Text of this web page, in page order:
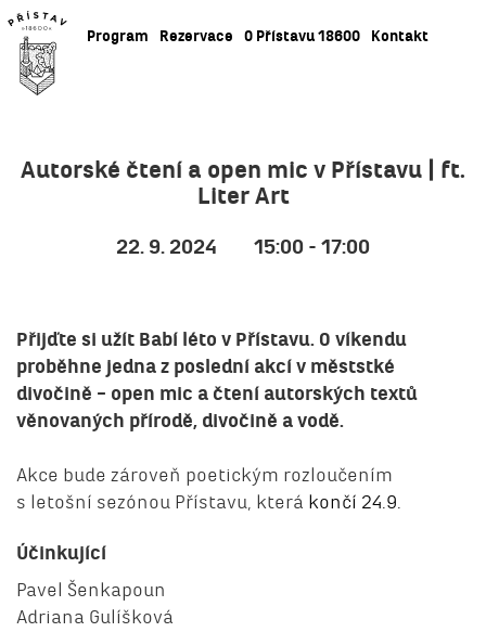
Program Rezervace O Přístavu 18600 Kontakt
Autorské čtení a open mic v Přístavu | ft.
Liter Art
22. 9. 2024 15:00 - 17:00
Přijďte si užít Babí léto v Přístavu. O víkendu
proběhne jedna z poslední akcí v měststké
divočině – open mic a čtení autorských textů
věnovaných přírodě, divočině a vodě.
Akce bude zároveň poetickým rozloučením
s letošní sezónou Přístavu, která končí 24.9.
Účinkující
Pavel Šenkapoun
Adriana Gulíšková